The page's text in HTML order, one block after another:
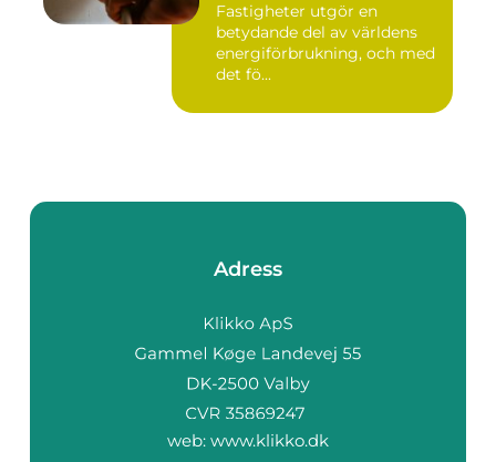
Fastigheter utgör en
betydande del av världens
energiförbrukning, och med
det fö...
Adress
web: www.klikko.dk